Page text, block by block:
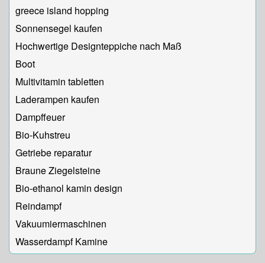
greece island hopping
Sonnensegel kaufen
Hochwertige Designteppiche nach Maß
Boot
Multivitamin tabletten
Laderampen kaufen
Dampffeuer
Bio-Kuhstreu
Getriebe reparatur
Braune Ziegelsteine
Bio-ethanol kamin design
Reindampf
Vakuumiermaschinen
Wasserdampf Kamine